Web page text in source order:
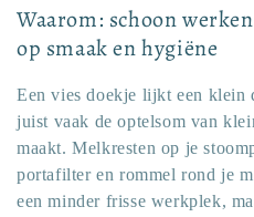
Waarom: schoon
op smaak en hygiëne
Een vies doekje lijkt een klein
juist vaak de optelsom van
maakt. Melkresten op je
portafilter en rommel rond je
een minder frisse werkplek,